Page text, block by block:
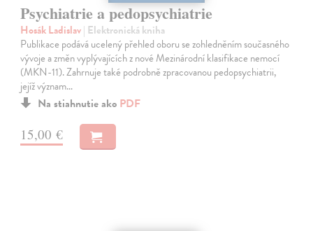
Psychiatrie a pedopsychiatrie
Hosák Ladislav| Elektronická kniha
Publikace podává ucelený přehled oboru se zohledněním současného
vývoje a změn vyplývajících z nové Mezinárodní klasifikace nemocí
(MKN-11). Zahrnuje také podrobně zpracovanou pedopsychiatrii,
jejíž význam…
Na stiahnutie ako PDF
15,00 €